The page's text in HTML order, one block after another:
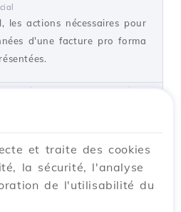
les actions nécessaires pour
d'une facture pro forma
6692
Mis à jour il y a 3 ans
dans cPanel
client.
la procédure qui peut
et traite des cookies
la sécurité, l'analyse
de l'utilisabilité du